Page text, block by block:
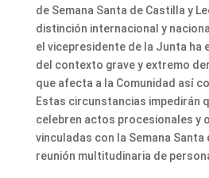
de Semana Santa de Castilla y
distinción internacional y
el vicepresidente de la Junta ha
del contexto grave y extremo
que afecta a la Comunidad así
Estas circunstancias impedirán
celebren actos procesionales y
vinculadas con la Semana Santa
reunión multitudinaria de